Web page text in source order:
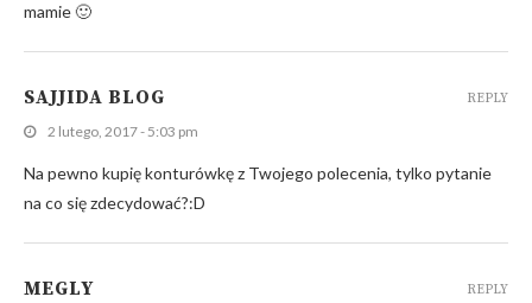
mamie 🙂
SAJJIDA BLOG
2 lutego, 2017 - 5:03 pm
Na pewno kupię konturówkę z Twojego polecenia, tylko pytanie
na co się zdecydować?:D
REPLY
MEGLY REPLY